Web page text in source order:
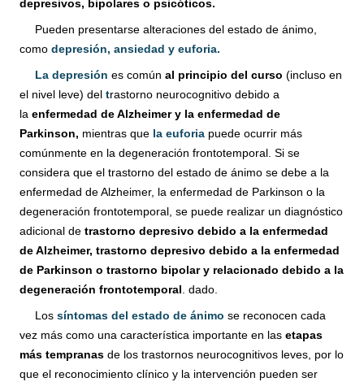
depresivos, bipolares o psicóticos.
Pueden presentarse alteraciones del estado de ánimo,
como depresión, ansiedad y euforia.
La depresión es común al principio del curso (incluso en
el nivel leve) del trastorno neurocognitivo debido a
la enfermedad de Alzheimer y la enfermedad de
Parkinson, mientras que la euforia puede ocurrir más
comúnmente en la degeneración frontotemporal. Si se
considera que el trastorno del estado de ánimo se debe a la
enfermedad de Alzheimer, la enfermedad de Parkinson o la
degeneración frontotemporal, se puede realizar un diagnóstico
adicional de trastorno depresivo debido a la enfermedad
de Alzheimer, trastorno depresivo debido a la enfermedad
de Parkinson o trastorno bipolar y relacionado debido a la
degeneración frontotemporal. dado.
Los síntomas del estado de ánimo se reconocen cada
vez más como una característica importante en las etapas
más tempranas de los trastornos neurocognitivos leves, por lo
que el reconocimiento clínico y la intervención pueden ser